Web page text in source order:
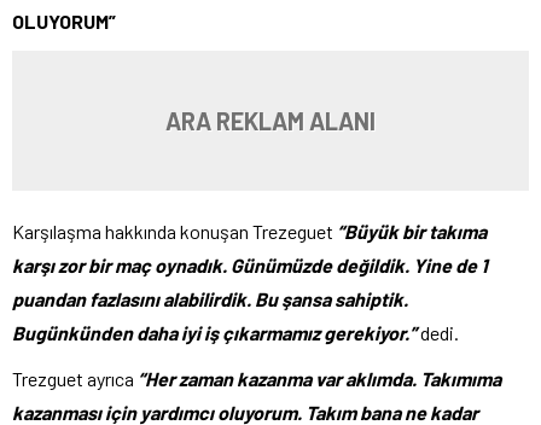
OLUYORUM”
ARA REKLAM ALANI
Karşılaşma hakkında konuşan Trezeguet “Büyük bir takıma
karşı zor bir maç oynadık. Günümüzde değildik. Yine de 1
puandan fazlasını alabilirdik. Bu şansa sahiptik.
Bugünkünden daha iyi iş çıkarmamız gerekiyor.”dedi.
Trezguet ayrıca “Her zaman kazanma var aklımda. Takımıma
kazanması için yardımcı oluyorum. Takım bana ne kadar